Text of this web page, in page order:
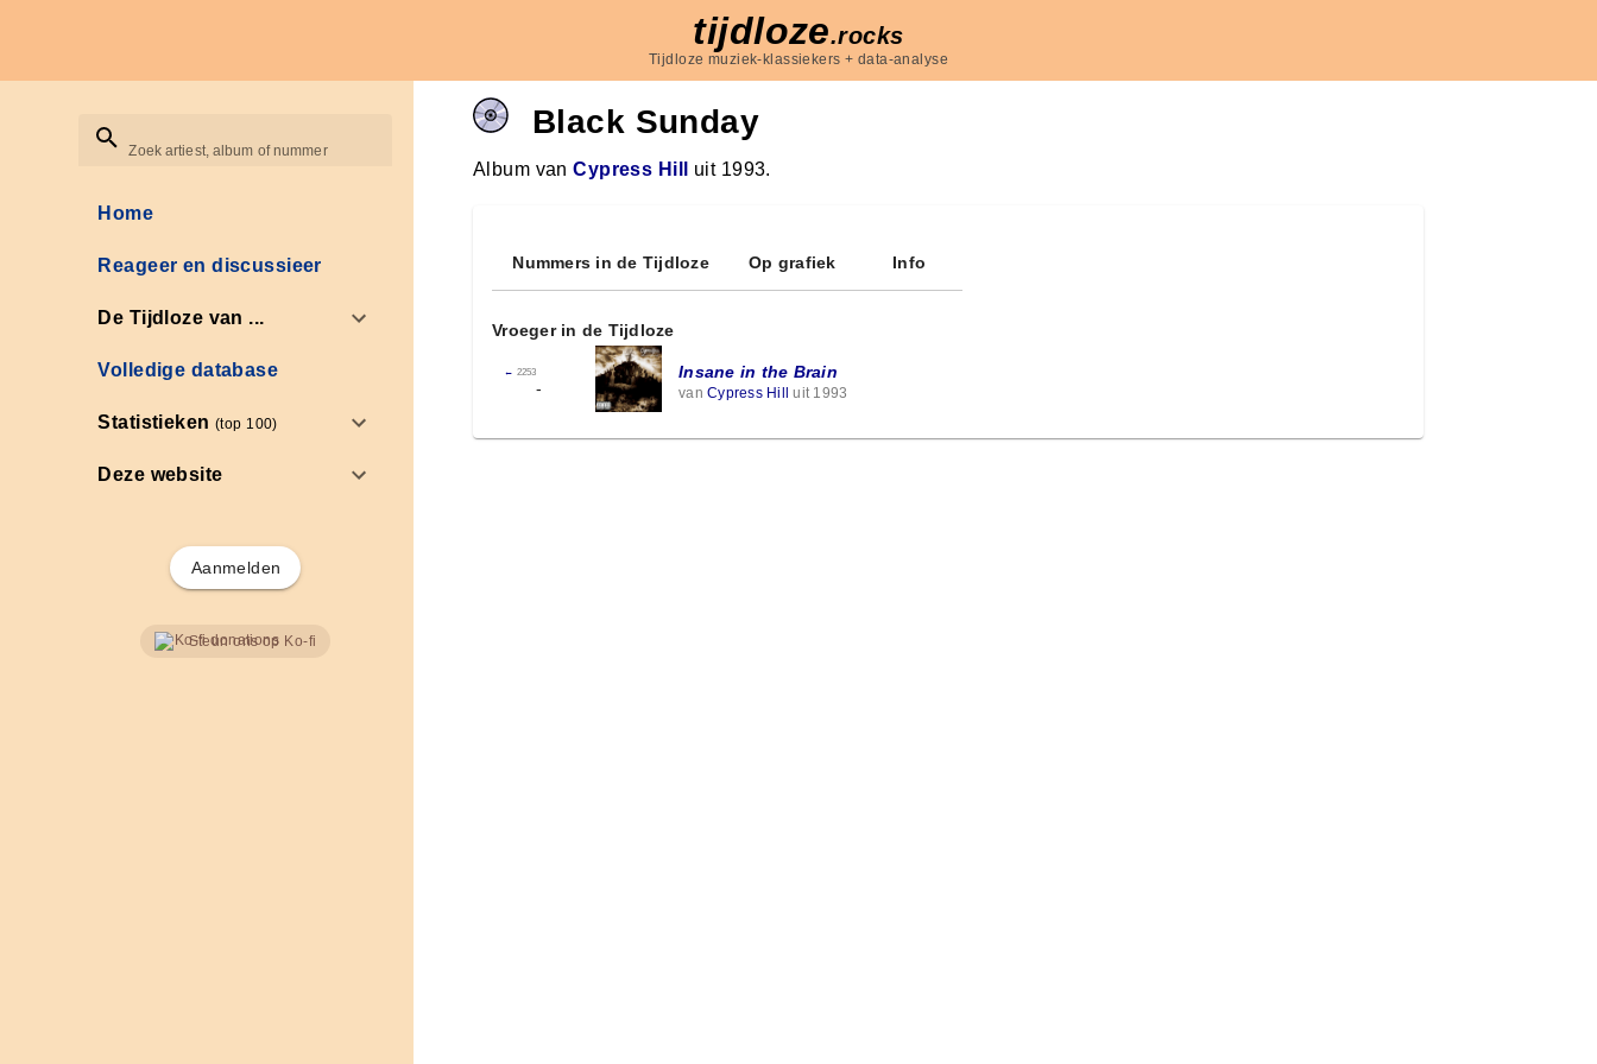
tijdloze.rocks
Tijdloze muziek-klassiekers + data-analyse
Zoek artiest, album of nummer
Home
Reageer en discussieer
De Tijdloze van ...
Volledige database
Statistieken(top 100)
Deze website
Aanmelden
Steun ons op Ko-fi
Black Sunday
Album vanCypress Hill uit 1993.
Nummers in de Tijdloze Op grafiek Info
Vroeger in de Tijdloze
← 2253
-
Insane in the Brain
van Cypress Hill uit 1993